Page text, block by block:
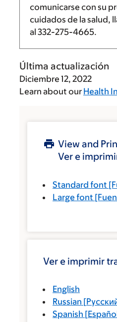
comunicarse con su
cuidados de la salud,
al 332-275-4665.
Última actualización
Diciembre 12, 2022
Learn about our Health
View and
Ver e
Standard font
Large font
Ver e imprimir
English
Russian [
Spanish [